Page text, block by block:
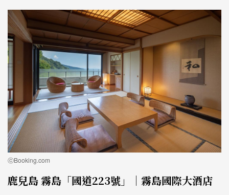
ⓒBooking.com
鹿兒島 霧島「國道223號」｜霧島國際大酒店